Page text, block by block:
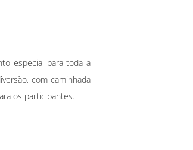
especial para toda a
com caminhada
os participantes.